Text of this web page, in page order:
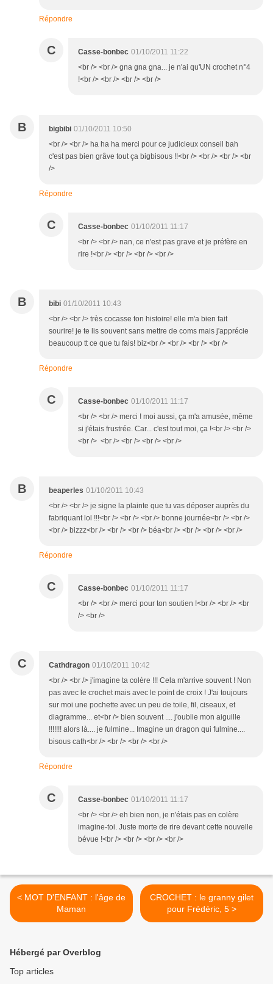
Répondre
C Casse-bonbec 01/10/2011 11:22
<br /> <br /> gna gna gna... je n'ai qu'UN crochet n°4
!<br /> <br /> <br /> <br />
B bigbibi 01/10/2011 10:50
<br /> <br /> ha ha ha merci pour ce judicieux conseil bah
c'est pas bien grâve tout ça bigbisous !!<br /> <br /> <br /> <br
/>
Répondre
C Casse-bonbec 01/10/2011 11:17
<br /> <br /> nan, ce n'est pas grave et je préfère en
rire !<br /> <br /> <br /> <br />
B bibi 01/10/2011 10:43
<br /> <br /> très cocasse ton histoire! elle m'a bien fait
sourire! je te lis souvent sans mettre de coms mais j'apprécie
beaucoup tt ce que tu fais! biz<br /> <br /> <br /> <br />
Répondre
C Casse-bonbec 01/10/2011 11:17
<br /> <br /> merci ! moi aussi, ça m'a amusée, même
si j'étais frustrée. Car... c'est tout moi, ça !<br /> <br />
<br /> <br /> <br /> <br /> <br />
B beaperles 01/10/2011 10:43
<br /> <br /> je signe la plainte que tu vas déposer auprès du
fabriquant lol !!!<br /> <br /> <br /> bonne journée<br /> <br />
<br /> bizzz<br /> <br /> <br /> béa<br /> <br /> <br /> <br />
Répondre
C Casse-bonbec 01/10/2011 11:17
<br /> <br /> merci pour ton soutien !<br /> <br /> <br
/> <br />
C Cathdragon 01/10/2011 10:42
<br /> <br /> j'imagine ta colère !!! Cela m'arrive souvent ! Non
pas avec le crochet mais avec le point de croix ! J'ai toujours
sur moi une pochette avec un peu de toile, fil, ciseaux, et
diagramme... et<br /> bien souvent .... j'oublie mon aiguille
!!!!!!! alors là.... je fulmine... Imagine un dragon qui fulmine....
bisous cath<br /> <br /> <br /> <br />
Répondre
C Casse-bonbec 01/10/2011 11:17
<br /> <br /> eh bien non, je n'étais pas en colère
imagine-toi. Juste morte de rire devant cette nouvelle
bévue !<br /> <br /> <br /> <br />
< MOT D'ENFANT : l'âge de
Maman
CROCHET : le granny gilet
pour Frédéric, 5 >
Hébergé par Overblog
Top articles